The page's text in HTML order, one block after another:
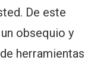
De este
obsequio y
herramientas